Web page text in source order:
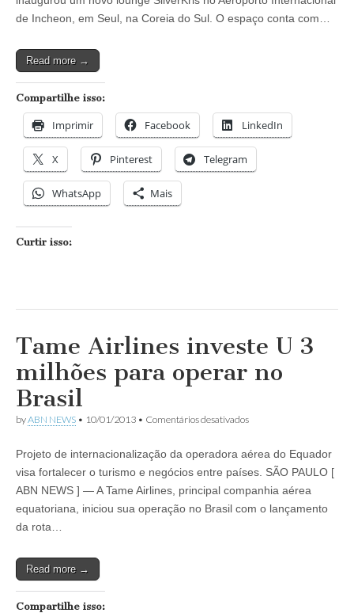
Aeroporto
de
de Incheon, em Seul, na Coreia do Sul. O espaço conta com…
Read more →
Compartilhe isso:
Imprimir Facebook LinkedIn
X Pinterest Telegram
WhatsApp Mais
Curtir isso:
Tame Airlines investe U 3
milhões para operar no
Brasil
byABN NEWS • 10/01/2013 • Comentários desativadosem
investe
U
milhões
para
Projeto de internacionalização da operadora aérea do Equador
visa fortalecer o turismo e negócios entre países. SÃO PAULO [
ABN NEWS ] — A Tame Airlines, principal companhia aérea
equatoriana, iniciou sua operação no Brasil com o lançamento
da rota…
Read more →
Compartilhe isso: